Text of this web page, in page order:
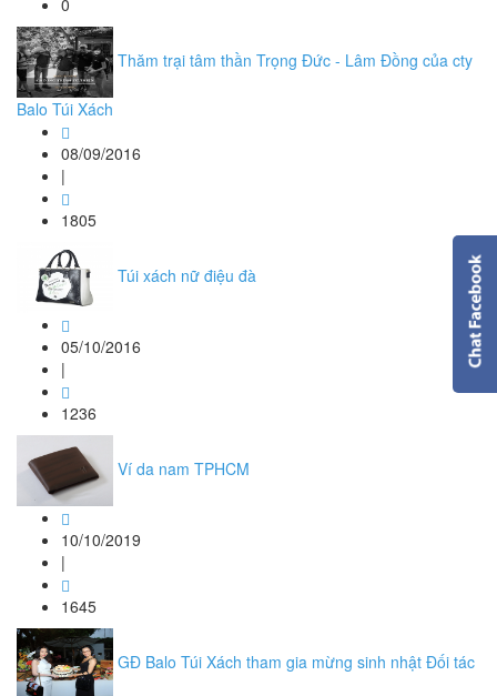
0
Thăm trại tâm thần Trọng Đức - Lâm Đồng của cty
Balo Túi Xách
08/09/2016
|
1805
Túi xách nữ điệu đà
05/10/2016
|
1236
Ví da nam TPHCM
10/10/2019
|
1645
GĐ Balo Túi Xách tham gia mừng sinh nhật Đối tác